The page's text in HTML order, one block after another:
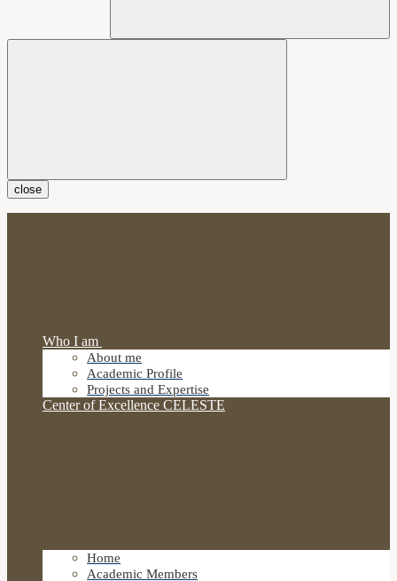
close
Who I am
About me
Academic Profile
Projects and Expertise
Center of Excellence CELESTE
Home
Academic Members